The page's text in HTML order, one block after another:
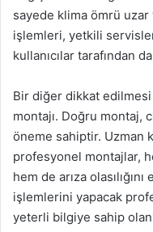
sayede klima ömrü uzar
işlemleri, yetkili
kullanıcılar tarafından
Bir diğer dikkat
montajı. Doğru montaj,
öneme sahiptir. Uzman
profesyonel montajlar,
hem de arıza
işlemlerini yapacak
yeterli bilgiye sahip